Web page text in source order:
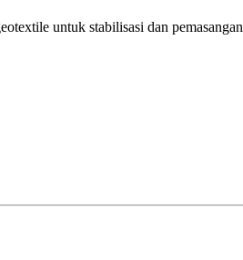
untuk stabilisasi dan pemasangan